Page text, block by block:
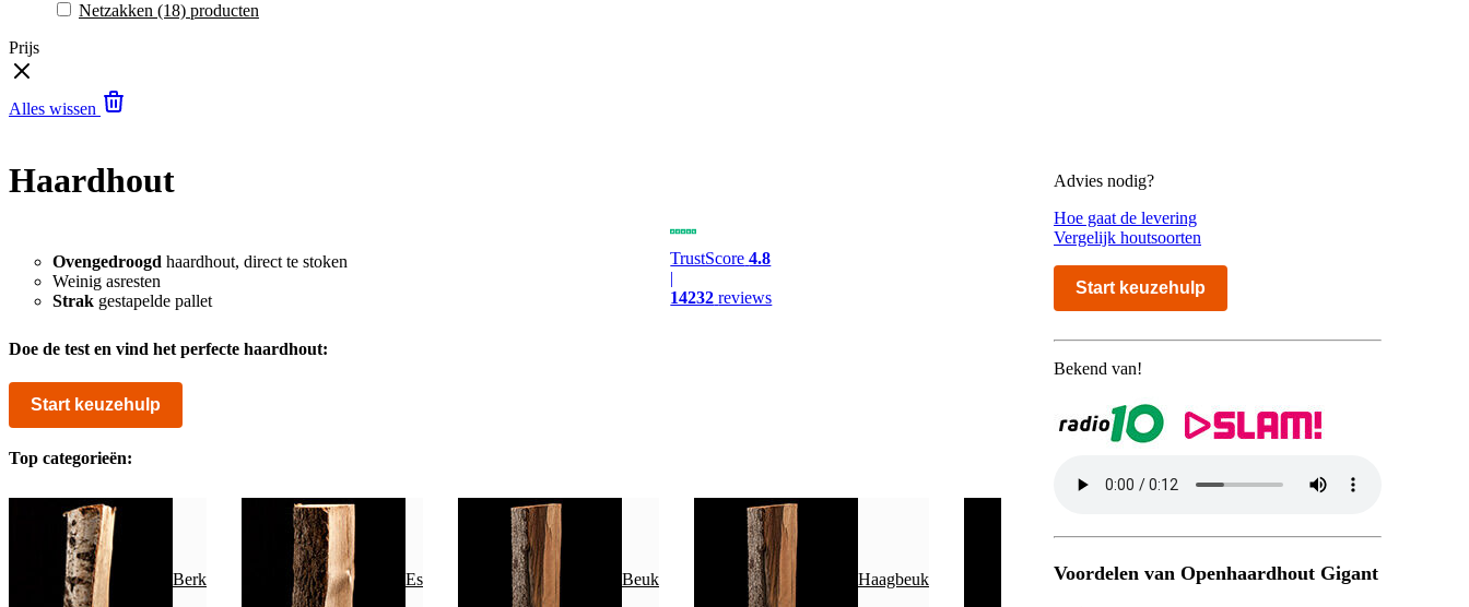
Netzakken (18) producten
Prijs
Alles wissen
Haardhout
Ovengedroogd haardhout, direct te stoken
Weinig asresten
Strak gestapelde pallet
TrustScore 4.8
|
14232 reviews
Doe de test en vind het perfecte haardhout:
Start keuzehulp
Top categorieën:
Berk Es Beuk Haagbeuk Elzen
Advies nodig?
Hoe gaat de levering
Vergelijk houtsoorten
Start keuzehulp
Bekend van!
Voordelen van Openhaardhout Gigant